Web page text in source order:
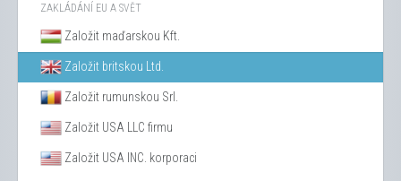
ZAKLÁDÁNÍ EU A SVĚT
Založit maďarskou Kft.
Založit britskou Ltd.
Založit rumunskou Srl.
Založit USA LLC firmu
Založit USA INC. korporaci